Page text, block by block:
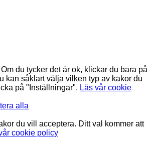
du tycker det är ok, klickar du bara på
kan såklart välja vilken typ av kakor du
på "Inställningar". Läs vår cookie
alla
du vill acceptera. Ditt val kommer att
cookie policy